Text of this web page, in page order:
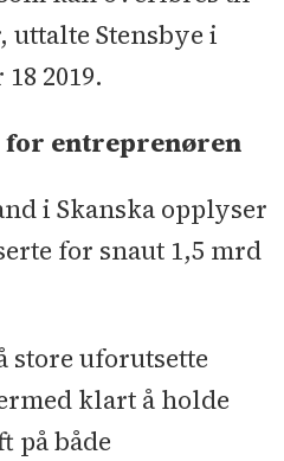
uttalte Stensbye i
2019.
entreprenøren
i Skanska opplyser
for snaut 1,5 mrd
store uforutsette
klart å holde
på både